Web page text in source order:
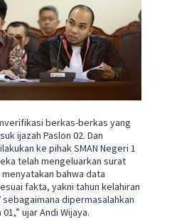
berkas-berkas yang
ijazah Paslon 02. Dan
ke pihak SMAN Negeri 1
telah mengeluarkan surat
bahwa data
fakta, yakni tahun kelahiran
sebagaimana dipermasalahkan
ujar Andi Wijaya.